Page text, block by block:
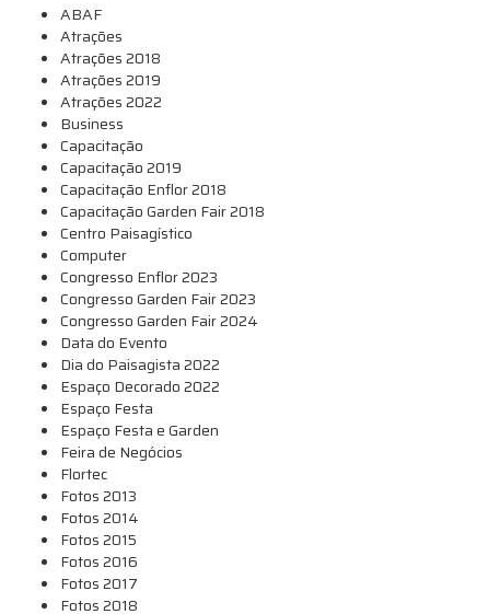
ABAF
Atrações
Atrações 2018
Atrações 2019
Atrações 2022
Business
Capacitação
Capacitação 2019
Capacitação Enflor 2018
Capacitação Garden Fair 2018
Centro Paisagístico
Computer
Congresso Enflor 2023
Congresso Garden Fair 2023
Congresso Garden Fair 2024
Data do Evento
Dia do Paisagista 2022
Espaço Decorado 2022
Espaço Festa
Espaço Festa e Garden
Feira de Negócios
Flortec
Fotos 2013
Fotos 2014
Fotos 2015
Fotos 2016
Fotos 2017
Fotos 2018